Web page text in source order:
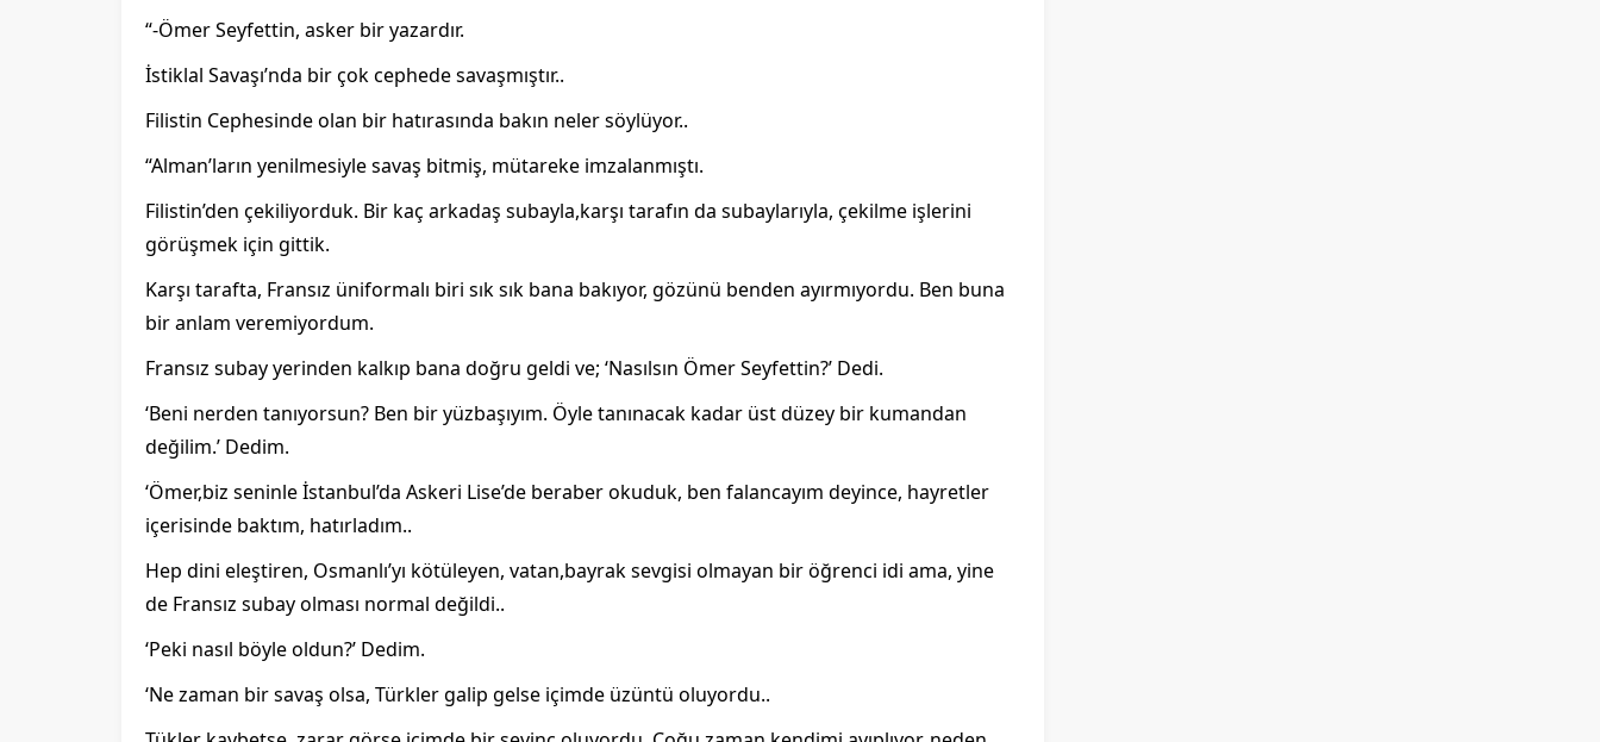
“-Ömer Seyfettin, asker bir yazardır.
İstiklal Savaşı’nda bir çok cephede savaşmıştır..
Filistin Cephesinde olan bir hatırasında bakın neler söylüyor..
“Alman’ların yenilmesiyle savaş bitmiş, mütareke imzalanmıştı.
Filistin’den çekiliyorduk. Bir kaç arkadaş subayla,karşı tarafın da subaylarıyla, çekilme işlerini
görüşmek için gittik.
Karşı tarafta, Fransız üniformalı biri sık sık bana bakıyor, gözünü benden ayırmıyordu. Ben buna
bir anlam veremiyordum.
Fransız subay yerinden kalkıp bana doğru geldi ve; ‘Nasılsın Ömer Seyfettin?’ Dedi.
‘Beni nerden tanıyorsun? Ben bir yüzbaşıyım. Öyle tanınacak kadar üst düzey bir kumandan
değilim.’ Dedim.
‘Ömer,biz seninle İstanbul’da Askeri Lise’de beraber okuduk, ben falancayım deyince, hayretler
içerisinde baktım, hatırladım..
Hep dini eleştiren, Osmanlı’yı kötüleyen, vatan,bayrak sevgisi olmayan bir öğrenci idi ama, yine
de Fransız subay olması normal değildi..
‘Peki nasıl böyle oldun?’ Dedim.
‘Ne zaman bir savaş olsa, Türkler galip gelse içimde üzüntü oluyordu..